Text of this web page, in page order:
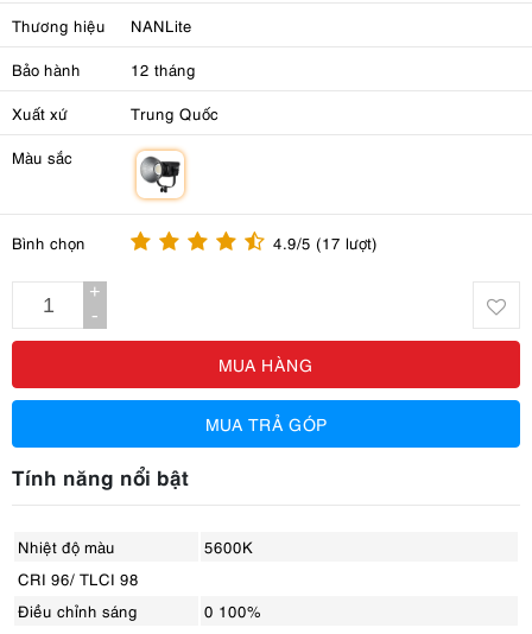
Thương hiệu NANLite
Bảo hành 12 tháng
Xuất xứ Trung Quốc
Màu sắc
Bình chọn 4.9/5 (17 lượt)
+
-
MUA HÀNG
MUA TRẢ GÓP
Tính năng nổi bật
Nhiệt độ màu
5600K
CRI 96/ TLCI 98
Điều chỉnh sáng
0 100%